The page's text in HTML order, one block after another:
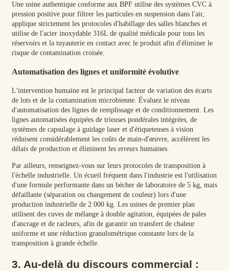
Une usine authentique conforme aux BPF utilise des systèmes CVC à
pression positive pour filtrer les particules en suspension dans l'air,
applique strictement les protocoles d'habillage des salles blanches et
utilise de l'acier inoxydable 316L de qualité médicale pour tous les
réservoirs et la tuyauterie en contact avec le produit afin d'éliminer le
risque de contamination croisée.
Automatisation des lignes et uniformité évolutive
L'intervention humaine est le principal facteur de variation des écarts
de lots et de la contamination microbienne. Évaluez le niveau
d'automatisation des lignes de remplissage et de conditionnement. Les
lignes automatisées équipées de trieuses pondérales intégrées, de
systèmes de capsulage à guidage laser et d'étiqueteuses à vision
réduisent considérablement les coûts de main-d'œuvre, accélèrent les
délais de production et éliminent les erreurs humaines.
Par ailleurs, renseignez-vous sur leurs protocoles de transposition à
l'échelle industrielle. Un écueil fréquent dans l'industrie est l'utilisation
d'une formule performante dans un bécher de laboratoire de 5 kg, mais
défaillante (séparation ou changement de couleur) lors d'une
production industrielle de 2 000 kg. Les usines de premier plan
utilisent des cuves de mélange à double agitation, équipées de pales
d'ancrage et de racleurs, afin de garantir un transfert de chaleur
uniforme et une réduction granulométrique constante lors de la
transposition à grande échelle.
3. Au-delà du discours commercial :